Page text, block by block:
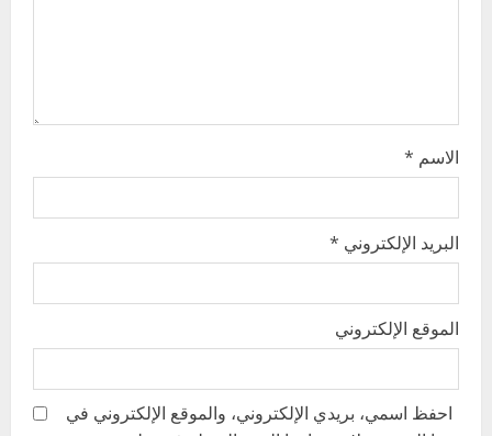
الاسم *
البريد الإلكتروني *
الموقع الإلكتروني
احفظ اسمي، بريدي الإلكتروني، والموقع الإلكتروني في